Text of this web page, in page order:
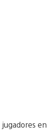
en